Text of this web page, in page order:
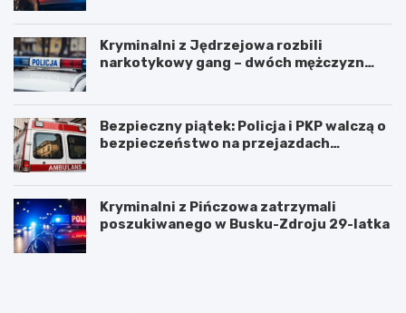
Kryminalni z Jędrzejowa rozbili
narkotykowy gang – dwóch mężczyzn
Bezpieczny piątek: Policja i PKP walczą o
bezpieczeństwo na przejazdach
Kryminalni z Pińczowa zatrzymali
poszukiwanego w Busku-Zdroju 29-latka